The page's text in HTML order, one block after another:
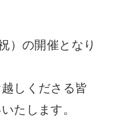
）の開催となり
しくださる皆
たします。